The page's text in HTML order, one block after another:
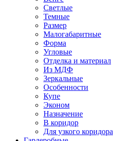
Светлые
Темные
Размер
Малогабаритные
Форма
Угловые
Отделка и материал
Из МДФ
Зеркальные
Особенности
Купе
Эконом
Назначение
В коридор
Для узкого коридора